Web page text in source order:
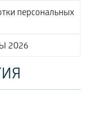
персональных
2026